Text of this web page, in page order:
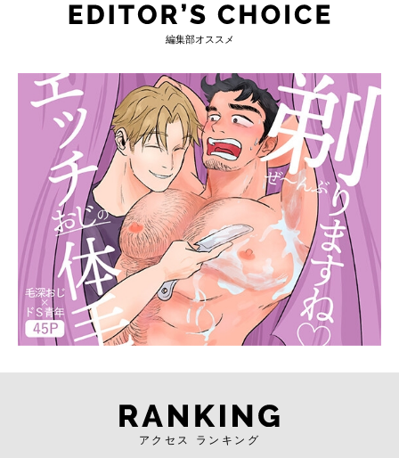
編集部オススメ
アクセス ランキング